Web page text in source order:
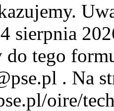
sierpnia
do tego
. Na
oire/